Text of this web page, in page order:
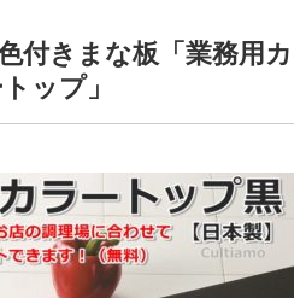
付きまな板「業務用カ
ップ」